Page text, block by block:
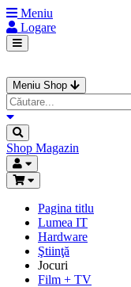
Meniu
Logare
Meniu Shop
Shop Magazin
Pagina titlu
Lumea IT
Hardware
Ştiinţă
Jocuri
Film + TV